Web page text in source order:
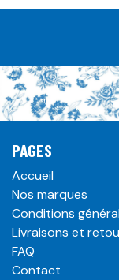
PAGES
Accueil
Nos marques
Conditions
Livraisons et
FAQ
Contact